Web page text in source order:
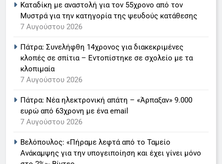
Καταδίκη με αναστολή για τον 55χρονο από τον
Μυστρά για την κατηγορία της ψευδούς κατάθεσης
7 Αυγούστου 2026
Πάτρα: Συνελήφθη 14χρονος για διακεκριμένες
κλοπές σε σπίτια – Εντοπίστηκε σε σχολείο με τα
κλοπιμαία
7 Αυγούστου 2026
Πάτρα: Νέα ηλεκτρονική απάτη – «Άρπαξαν» 9.000
ευρώ από 63χρονη με ένα email
7 Αυγούστου 2026
Βελόπουλος: «Πήραμε λεφτά από το Ταμείο
Ανάκαμψης για την υπογειποίηση και έχει γίνει μόνο
Στον ΑΝΤ1 η Σία Κοσιώνη- Η
ανακοίνωση του σταθμού
7
LIFESTYLE-MEDIA
8
Καθημερινή και The New York
Times μαζί σε μια νέα